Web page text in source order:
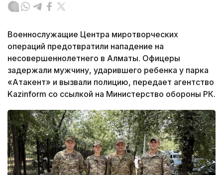
Военнослужащие Центра миротворческих
операций предотвратили нападение на
несовершеннолетнего в Алматы. Офицеры
задержали мужчину, ударившего ребенка у парка
«Атакент» и вызвали полицию, передает агентство
Kazinform со ссылкой на Министерство обороны РК.